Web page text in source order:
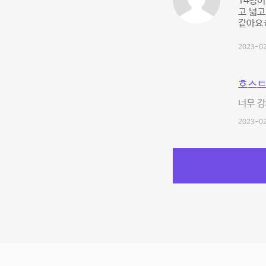
고 넓
같아
2023-
호스
너무
2023-